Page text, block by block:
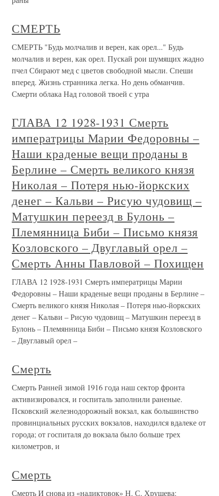
СМЕРТЬ
СМЕРТЬ "Будь молчалив и верен, как орел..." Будь
молчалив и верен, как орел. Пускай рои шумящих жадно
пчел Сбирают мед с цветов свободной мысли. Спеши
вперед. Жизнь странника легка. Но день обманчив.
Смерти облака Над головой твоей с утра
ГЛАВА 12 1928-1931 Смерть
императрицы Марии Федоровны –
Наши краденые вещи проданы в
Берлине – Смерть великого князя
Николая – Потеря нью-йоркских
денег – Кальви – Рисую чудовищ –
Матушкин переезд в Булонь –
Племянница Биби – Письмо князя
Козловского – Двуглавый орел –
Смерть Анны Павловой – Похищен
ГЛАВА 12 1928-1931 Смерть императрицы Марии
Федоровны – Наши краденые вещи проданы в Берлине –
Смерть великого князя Николая – Потеря нью-йоркских
денег – Кальви – Рисую чудовищ – Матушкин переезд в
Булонь – Племянница Биби – Письмо князя Козловского
– Двуглавый орел –
Смерть
Смерть Ранней зимой 1916 года наш сектор фронта
активизировался, и госпиталь заполнили раненые.
Псковский железнодорожный вокзал, как большинство
провинциальных русских вокзалов, находился вдалеке от
города; от госпиталя до вокзала было больше трех
километров, и
Смерть
Смерть И снова из «надиктовок» Н. С. Хрущева: